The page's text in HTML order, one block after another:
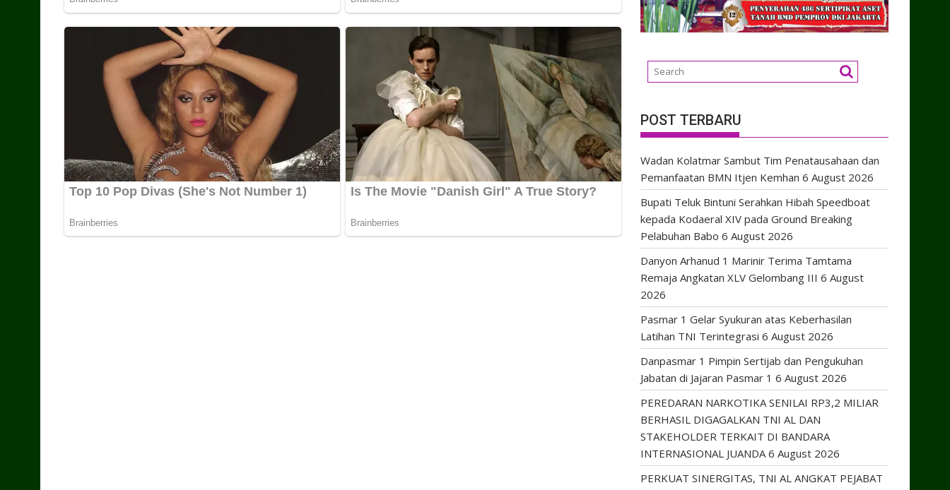
POST TERBARU
Wadan Kolatmar Sambut Tim Penatausahaan dan
Pemanfaatan BMN Itjen Kemhan 6 August 2026
Bupati Teluk Bintuni Serahkan Hibah Speedboat
kepada Kodaeral XIV pada Ground Breaking
Pelabuhan Babo 6 August 2026
Danyon Arhanud 1 Marinir Terima Tamtama
Remaja Angkatan XLV Gelombang III 6 August
2026
Pasmar 1 Gelar Syukuran atas Keberhasilan
Latihan TNI Terintegrasi 6 August 2026
Danpasmar 1 Pimpin Sertijab dan Pengukuhan
Jabatan di Jajaran Pasmar 1 6 August 2026
PEREDARAN NARKOTIKA SENILAI RP3,2 MILIAR
BERHASIL DIGAGALKAN TNI AL DAN
STAKEHOLDER TERKAIT DI BANDARA
INTERNASIONAL JUANDA 6 August 2026
PERKUAT SINERGITAS, TNI AL ANGKAT PEJABAT